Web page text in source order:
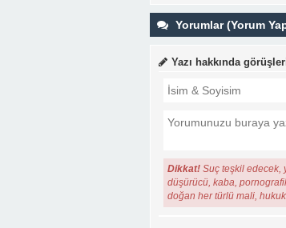
Yorumlar (Yorum
Yazı hakkında
Dikkat! Suç teşkil edecek,
düşürücü, kaba,
doğan her türlü mali,